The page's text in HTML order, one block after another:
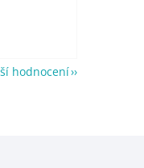
hodnocení